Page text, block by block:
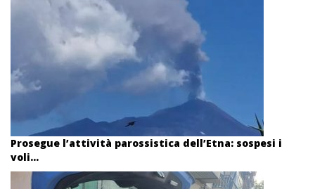
Prosegue l’attività parossistica dell’Etna: sospesi i
voli...